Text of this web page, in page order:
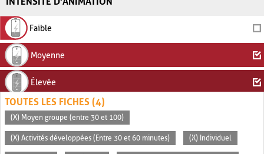
Faible
Moyenne
Élevée
TOUTES LES FICHES (4)
(X) Moyen groupe (entre 30 et 100)
(X) Activités développées (Entre 30 et 60 minutes) (X) Individuel